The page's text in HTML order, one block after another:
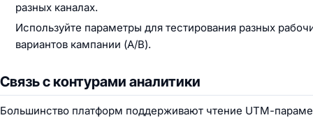
разных каналах.
Используйте параметры для тестирования разных
вариантов кампании (A/B).
Связь с контурами аналитики
Большинство платформ поддерживают чтение UTМ-